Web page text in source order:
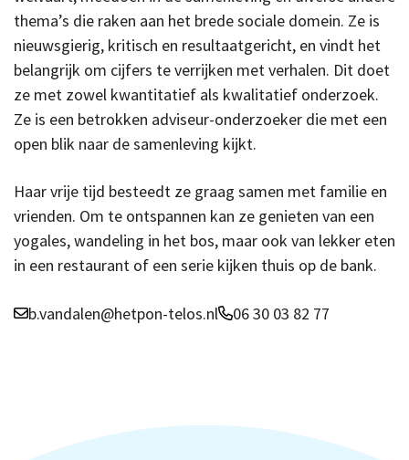
thema’s die raken aan het brede sociale domein. Ze is
nieuwsgierig, kritisch en resultaatgericht, en vindt het
belangrijk om cijfers te verrijken met verhalen. Dit doet
ze met zowel kwantitatief als kwalitatief onderzoek.
Ze is een betrokken adviseur-onderzoeker die met een
open blik naar de samenleving kijkt.
Haar vrije tijd besteedt ze graag samen met familie en
vrienden. Om te ontspannen kan ze genieten van een
yogales, wandeling in het bos, maar ook van lekker eten
in een restaurant of een serie kijken thuis op de bank.
b.vandalen@hetpon-telos.nl 06 30 03 82 77